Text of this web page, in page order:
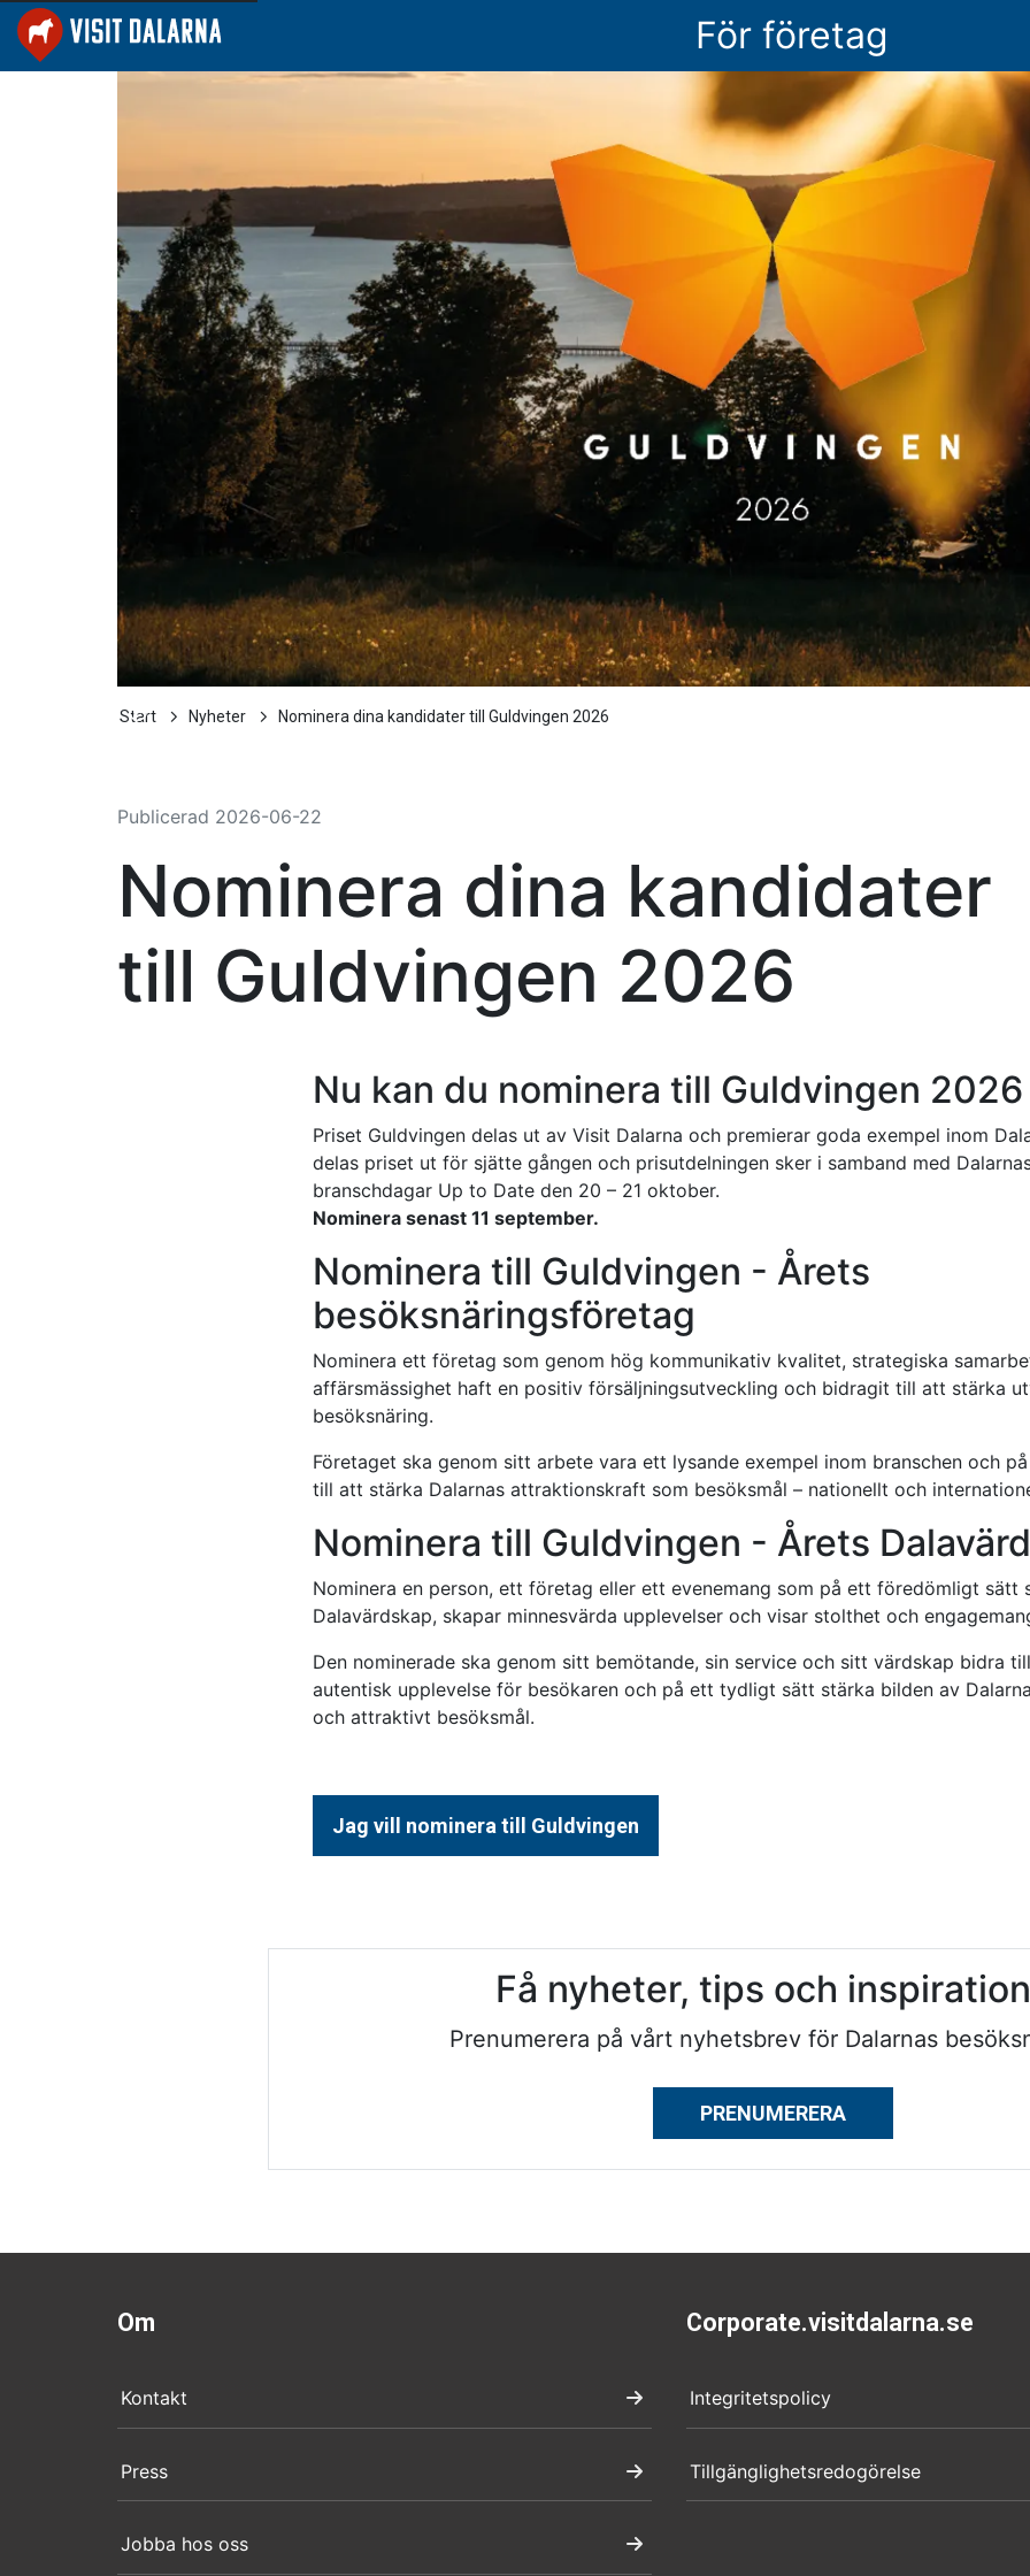
För företag
Start Nyheter Nominera dina kandidater till Guldvingen 2026
Publicerad 2026-06-22
Nominera dina kandidater
till Guldvingen 2026
Nu kan du nominera till Guldvingen 2026
Priset Guldvingen delas ut av Visit Dalarna och premierar goda exempel inom
delas priset ut för sjätte gången och prisutdelningen sker i samband med
branschdagar Up to Date den 20 – 21 oktober.
Nominera senast 11 september.
Nominera till Guldvingen - Årets
besöksnäringsföretag
Nominera ett företag som genom hög kommunikativ kvalitet, strategiska
affärsmässighet haft en positiv försäljningsutveckling och bidragit till att stärka
besöksnäring.
Företaget ska genom sitt arbete vara ett lysande exempel inom branschen och
till att stärka Dalarnas attraktionskraft som besöksmål – nationellt och
Nominera till Guldvingen - Årets
Nominera en person, ett företag eller ett evenemang som på ett föredömligt
Dalavärdskap, skapar minnesvärda upplevelser och visar stolthet och
Den nominerade ska genom sitt bemötande, sin service och sitt värdskap bidra
autentisk upplevelse för besökaren och på ett tydligt sätt stärka bilden av
och attraktivt besöksmål.
Jag vill nominera till Guldvingen
Få nyheter, tips och
Prenumerera på vårt nyhetsbrev för Dalarnas
PRENUMERERA
Om
Kontakt
Press
Jobba hos oss
Corporate.visitdalarna.se
Integritetspolicy
Tillgänglighetsredogörelse